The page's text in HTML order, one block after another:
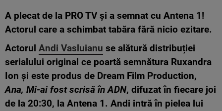
A plecat de la PRO TV și a semnat cu Antena 1!
Actorul care a schimbat tabăra fără nicio ezitare.
Actorul Andi Vasluianu se alătură distribuției
serialului original ce poartă semnătura Ruxandra
Ion și este produs de Dream Film Production,
Ana, Mi-ai fost scrisă în ADN, difuzat în fiecare joi
de la 20:30, la Antena 1. Andi intră în pielea lui